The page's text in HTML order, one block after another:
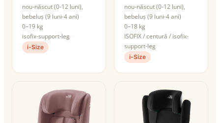
nou-născut (0-12 luni),
bebeluș (9 luni-4 ani)
0–19 kg
isofix-support-leg
i-Size
nou-născut (0-12 luni),
bebeluș (9 luni-4 ani)
0–18 kg
ISOFIX / centură / isofix-
support-leg
i-Size